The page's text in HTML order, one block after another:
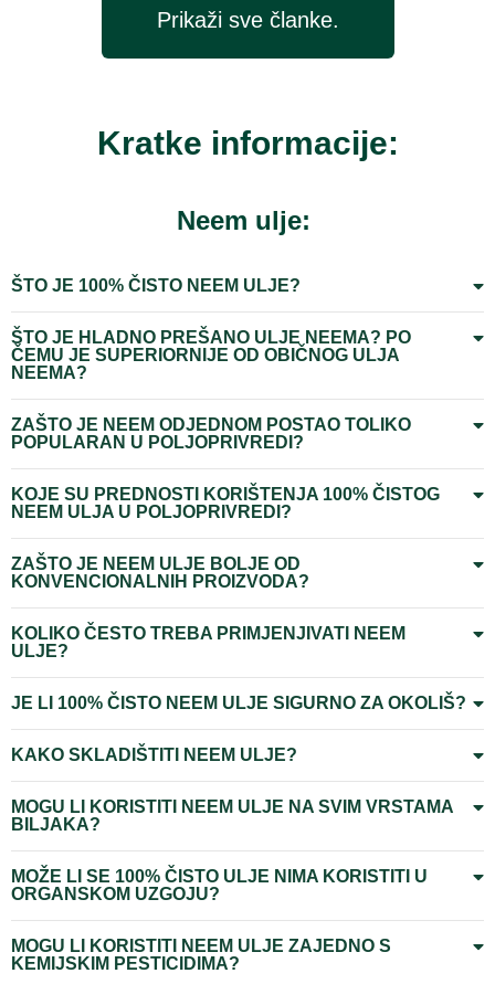
Prikaži sve članke.
Kratke informacije:
Neem ulje:
ŠTO JE 100% ČISTO NEEM ULJE?
ŠTO JE HLADNO PREŠANO ULJE NEEMA? PO
ČEMU JE SUPERIORNIJE OD OBIČNOG ULJA
NEEMA?
ZAŠTO JE NEEM ODJEDNOM POSTAO TOLIKO
POPULARAN U POLJOPRIVREDI?
KOJE SU PREDNOSTI KORIŠTENJA 100% ČISTOG
NEEM ULJA U POLJOPRIVREDI?
ZAŠTO JE NEEM ULJE BOLJE OD
KONVENCIONALNIH PROIZVODA?
KOLIKO ČESTO TREBA PRIMJENJIVATI ​​NEEM
ULJE?
JE LI 100% ČISTO NEEM ULJE SIGURNO ZA OKOLIŠ?
KAKO SKLADIŠTITI NEEM ULJE?
MOGU LI KORISTITI NEEM ULJE NA SVIM VRSTAMA
BILJAKA?
MOŽE LI SE 100% ČISTO ULJE NIMA KORISTITI U
ORGANSKOM UZGOJU?
MOGU LI KORISTITI NEEM ULJE ZAJEDNO S
KEMIJSKIM PESTICIDIMA?